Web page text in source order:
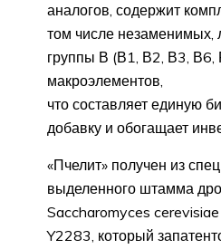
аналогов, содержит
том числе незаменимых,
группы В (В1, В2, В3, В6,
макроэлементов,
что составляет единую
добавку и обогащает
«Пчелит» получен из
выделенного штамма
Saccharomyces cerevisiae
Y2283, который